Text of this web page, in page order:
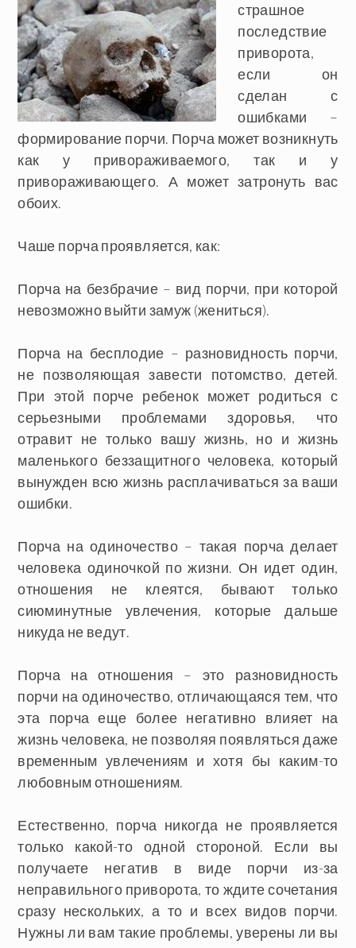
страшное
последствие
приворота,
если он
сделан с
ошибками –
формирование порчи. Порча может возникнуть
как у привораживаемого, так и у
привораживающего. А может затронуть вас
обоих.
Чаше порча проявляется, как:
Порча на безбрачие– вид порчи, при которой
невозможно выйти замуж (жениться).
Порча на бесплодие – разновидность порчи,
не позволяющая завести потомство, детей.
При этой порче ребенок может родиться с
серьезными проблемами здоровья, что
отравит не только вашу жизнь, но и жизнь
маленького беззащитного человека, который
вынужден всю жизнь расплачиваться за ваши
ошибки.
Порча на одиночество – такая порча делает
человека одиночкой по жизни. Он идет один,
отношения не клеятся, бывают только
сиюминутные увлечения, которые дальше
никуда не ведут.
Порча на отношения – это разновидность
порчи на одиночество, отличающаяся тем, что
эта порча еще более негативно влияет на
жизнь человека, не позволяя появляться даже
временным увлечениям и хотя бы каким-то
любовным отношениям.
Естественно, порча никогда не проявляется
только какой-то одной стороной. Если вы
получаете негатив в виде порчи из-за
неправильного приворота, то ждите сочетания
сразу нескольких, а то и всех видов порчи.
Нужны ли вам такие проблемы, уверены ли вы